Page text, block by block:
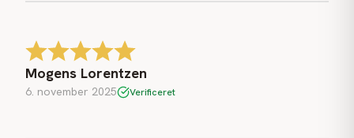
Mogens Lorentzen
6. november 2025 Verificeret